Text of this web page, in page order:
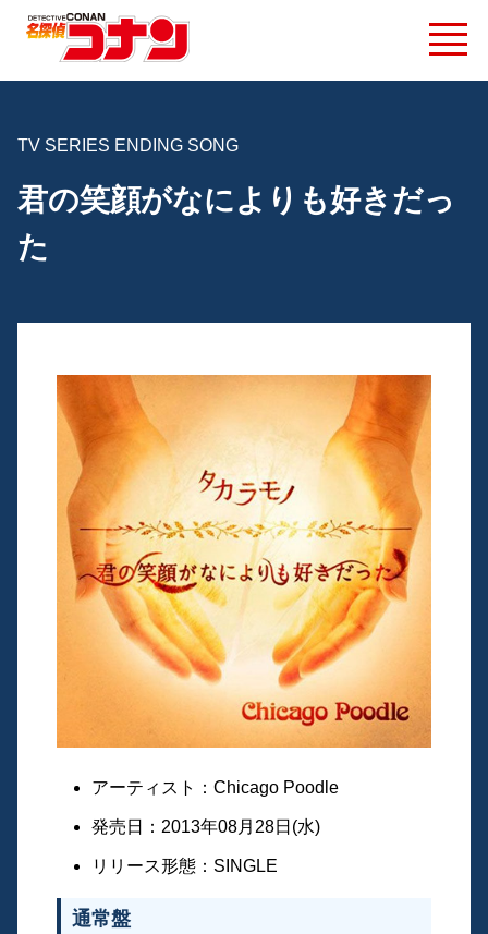
TV SERIES ENDING SONG
君の笑顔がなによりも好きだっ
た
アーティスト：Chicago Poodle
発売日：2013年08月28日(水)
リリース形態：SINGLE
通常盤